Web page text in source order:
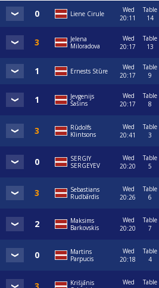
Liene Cirule
Wed
20:11
Table
14
Jelena
Miloradova
Wed
20:17
Table
13
Ernests Stūre
Wed
20:17
Table
9
Jevgenijs
Šašins
Wed
20:17
Table
8
Rūdolfs
Klintsons
Wed
20:41
Table
3
SERGIY
SERGEYEV
Wed
20:20
Table
5
Sebastians
Rudbārdis
Wed
20:26
Table
6
Maksims
Barkovskis
Wed
20:20
Table
7
Martins
Parpucis
Wed
20:18
Table
4
Krišjānis
Wed
Table